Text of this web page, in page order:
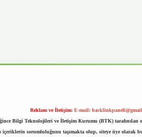
Reklam ve İletişim: E-mail:
Bilgi Teknolojileri ve İletişim Kurumu (BTK)
içeriklerin sorumluluğunu taşımakta olup, siteye üye